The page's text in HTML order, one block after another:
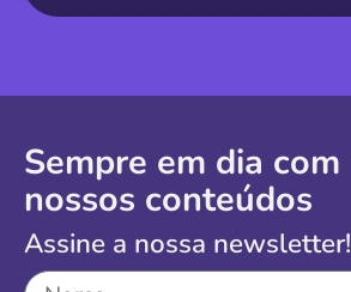
Sempre em dia com
nossos conteúdos
Assine a nossa newsletter!